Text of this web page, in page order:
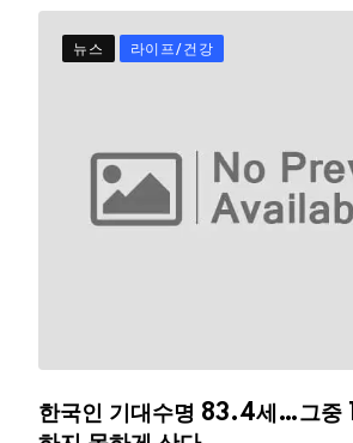
뉴스 라이프/건강
한국인 기대수명 83.4세…그중